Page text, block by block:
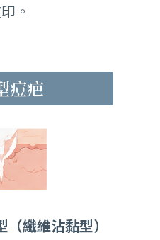
。
痘疤
纖維沾黏型）